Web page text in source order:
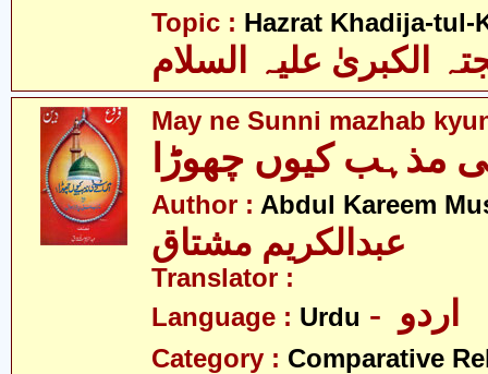
Topic : Hazrat Khadija-tul-
الکبریٰ علیہ السلام
May ne Sunni mazhab
مذہب کیوں چھوڑا
Author : Abdul Kareem
عبدالکریم مشتاق
Translator :
Language : Urdu
Category : Comparative